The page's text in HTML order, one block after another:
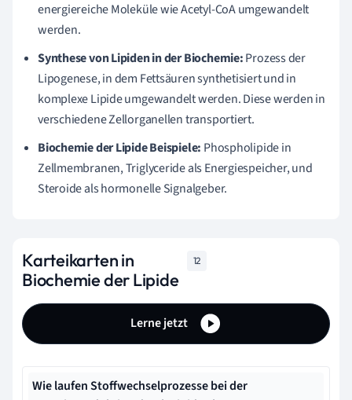
energiereiche Moleküle wie Acetyl-CoA umgewandelt
werden.
Synthese von Lipiden in der Biochemie:Prozess der
Lipogenese, in dem Fettsäuren synthetisiert und in
komplexe Lipide umgewandelt werden. Diese werden in
verschiedene Zellorganellen transportiert.
Biochemie der Lipide Beispiele: Phospholipide in
Zellmembranen, Triglyceride als Energiespeicher, und
Steroide als hormonelle Signalgeber.
Karteikarten in
Biochemie der Lipide
12
Lerne jetzt
Wie laufen Stoffwechselprozesse bei der